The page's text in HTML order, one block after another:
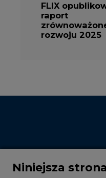
FLIX
raport
rozwoju 2025
Niniejsza